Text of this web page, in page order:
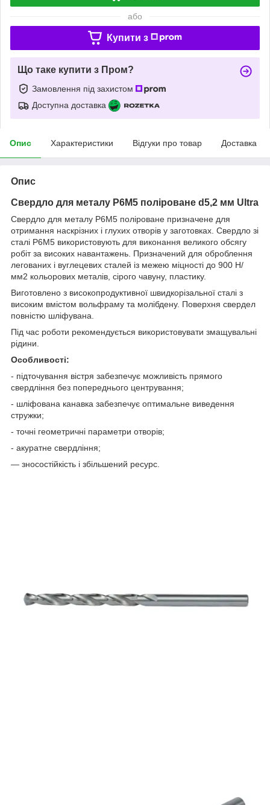
або
Купити з
Що таке купити з Пром?
Замовлення під захистом
Доступна доставка
Опис Характеристики Відгуки про товар Доставка
Опис
Свердло для металу P6M5 поліроване d5,2 мм Ultra
Свердло для металу Р6М5 поліроване призначене для
отримання наскрізних і глухих отворів у заготовках. Свердло зі
сталі Р6М5 використовують для виконання великого обсягу
робіт за високих навантажень. Призначений для оброблення
легованих і вуглецевих сталей із межею міцності до 900 Н/
мм2 кольорових металів, сірого чавуну, пластику.
Виготовлено з високопродуктивної швидкорізальної сталі з
високим вмістом вольфраму та молібдену. Поверхня свердел
повністю шліфувана.
Під час роботи рекомендується використовувати змащувальні
рідини.
Особливості:
- підточування вістря забезпечує можливість прямого
свердління без попереднього центрування;
- шліфована канавка забезпечує оптимальне виведення
стружки;
- точні геометричні параметри отворів;
- акуратне свердління;
— зносостійкість і збільшений ресурс.